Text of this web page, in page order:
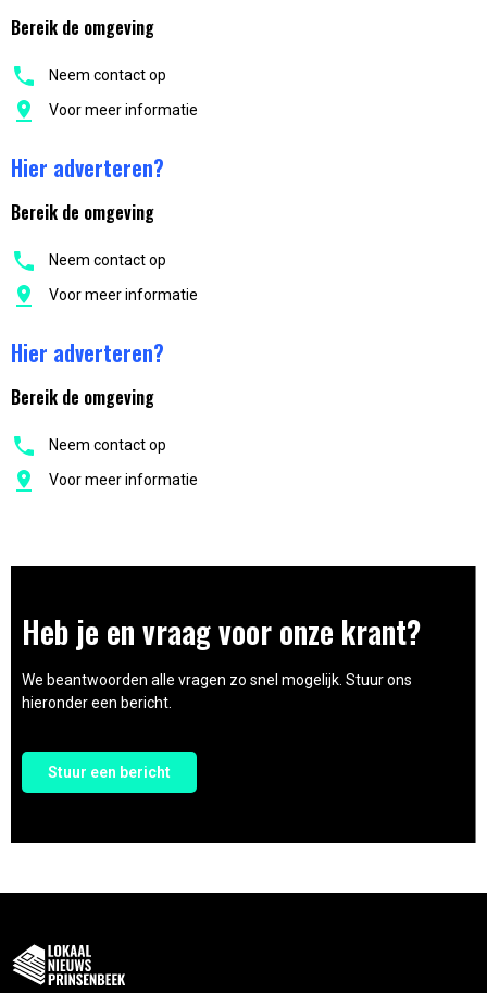
Bereik de omgeving
Neem contact op
Voor meer informatie
Hier adverteren?
Bereik de omgeving
Neem contact op
Voor meer informatie
Hier adverteren?
Bereik de omgeving
Neem contact op
Voor meer informatie
Heb je en vraag voor onze krant?
We beantwoorden alle vragen zo snel mogelijk. Stuur ons
hieronder een bericht.
Stuur een bericht